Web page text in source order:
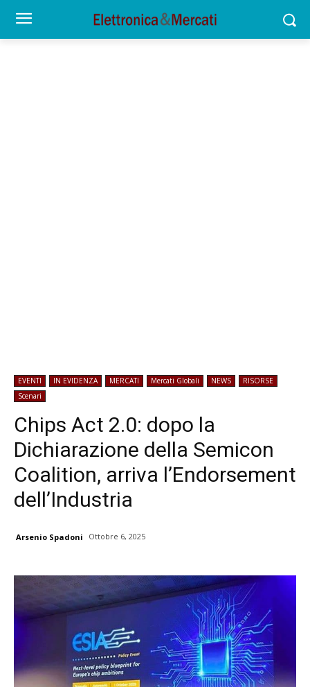
EVENTI IN EVIDENZA MERCATI Mercati Globali NEWS
RISORSE
Scenari
Chips Act 2.0: dopo la
Dichiarazione della Semicon
Coalition, arriva l’Endorsement
dell’Industria
Arsenio Spadoni Ottobre 6, 2025